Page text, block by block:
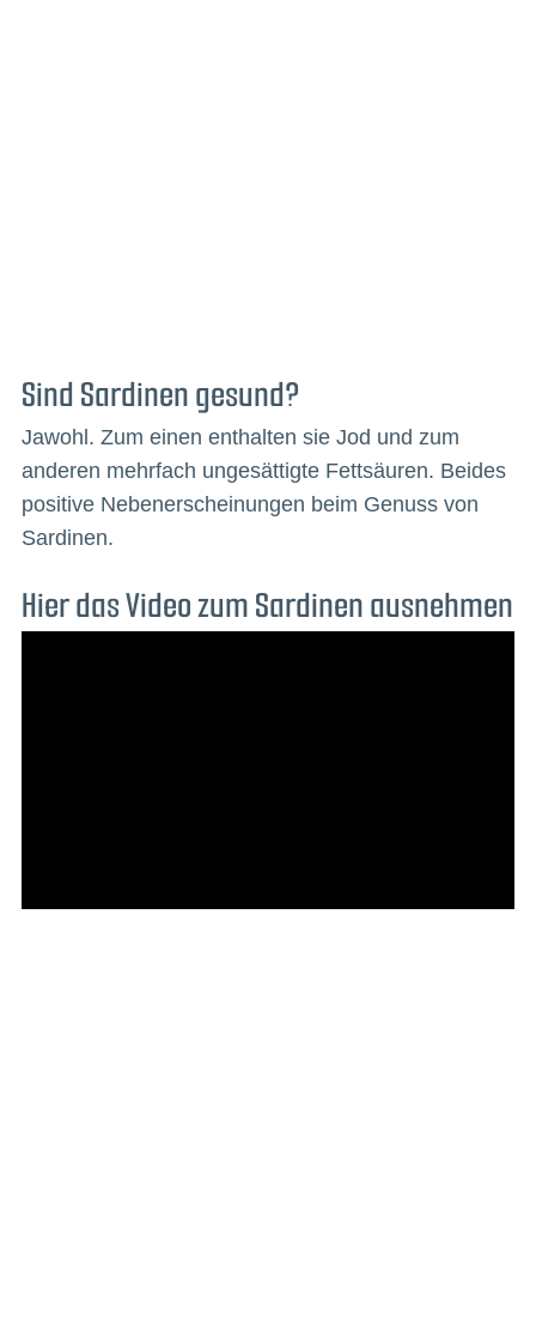
Sind Sardinen gesund?
Jawohl. Zum einen enthalten sie Jod und zum
anderen mehrfach ungesättigte Fettsäuren. Beides
positive Nebenerscheinungen beim Genuss von
Sardinen.
Hier das Video zum Sardinen ausnehmen